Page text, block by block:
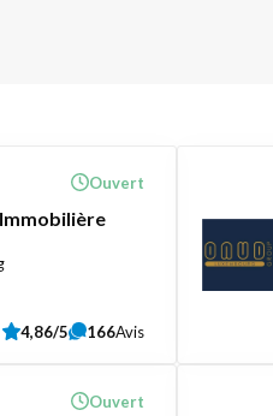
Immobilière
Ouvert
4,86/5 166Avis
Ouvert